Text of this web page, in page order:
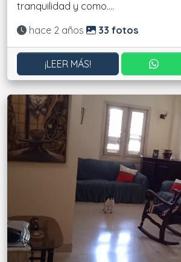
tranquilidad y como....
Actualizado:
hace 2 años 33 fotos
¡LEER MÁS!